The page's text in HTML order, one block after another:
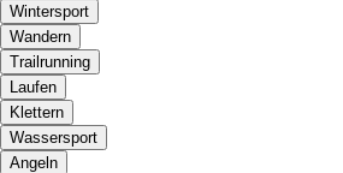
Wintersport
Wandern
Trailrunning
Laufen
Klettern
Wassersport
Angeln